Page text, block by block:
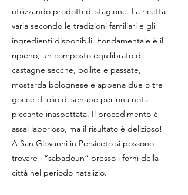
utilizzando prodotti di stagione. La ricetta
varia secondo le tradizioni familiari e gli
ingredienti disponibili. Fondamentale è il
ripieno, un composto equilibrato di
castagne secche, bollite e passate,
mostarda bolognese e appena due o tre
gocce di olio di senape per una nota
piccante inaspettata. Il procedimento è
assai laborioso, ma il risultato è delizioso!
A San Giovanni in Persiceto si possono
trovare i “sabadóun” presso i forni della
città nel periodo natalizio.